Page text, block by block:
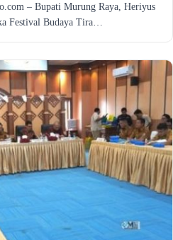
– Bupati Murung Raya, Heriyus
Festival Budaya Tira…